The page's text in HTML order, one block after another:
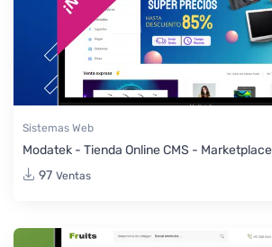
Sistemas Web
Modatek - Tienda Online CMS -
97 Ventas